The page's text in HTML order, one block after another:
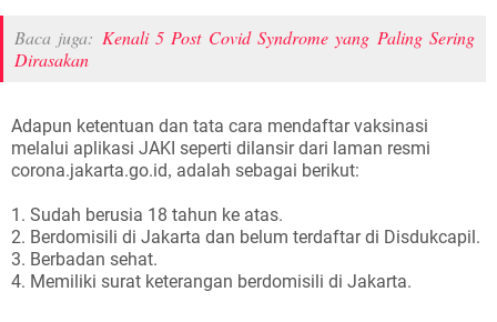
Baca juga: Kenali 5 Post Covid Syndrome yang Paling Sering
Dirasakan
Adapun ketentuan dan tata cara mendaftar vaksinasi
melalui aplikasi JAKI seperti dilansir dari laman resmi
corona.jakarta.go.id, adalah sebagai berikut:
1. Sudah berusia 18 tahun ke atas.
2. Berdomisili di Jakarta dan belum terdaftar di Disdukcapil.
3. Berbadan sehat.
4. Memiliki surat keterangan berdomisili di Jakarta.